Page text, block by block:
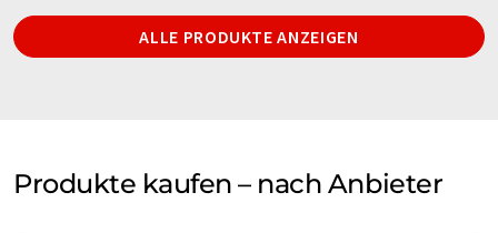
ALLE PRODUKTE ANZEIGEN
Produkte kaufen – nach Anbieter